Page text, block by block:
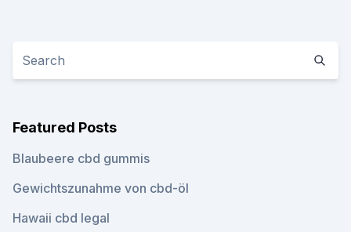
Featured Posts
Blaubeere cbd gummis
Gewichtszunahme von cbd-öl
Hawaii cbd legal